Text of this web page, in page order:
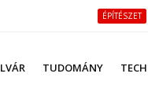
ÉPÍTÉSZET
TUDOMÁNY TECH